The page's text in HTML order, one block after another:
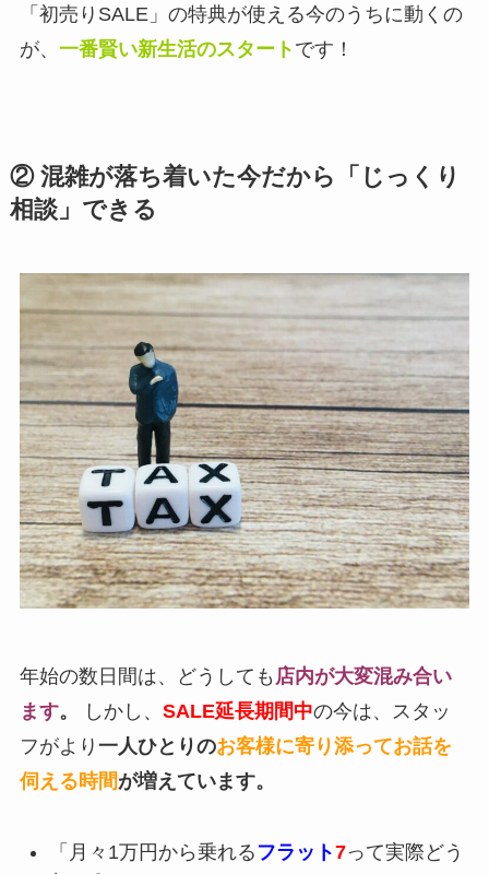
「初売りSALE」の特典が使える今のうちに動くの
が、 一番賢い新生活のスタート です！
② 混雑が落ち着いた今だから「じっくり
相談」できる
年始の数日間は、どうしても 店内が大変混み合い
ます。 しかし、 SALE延長期間中の今は、スタッ
フがより 一人ひとりのお客様に寄り添ってお話を
伺える時間が増えています。
「月々1万円から乗れる フラット7って実際どう